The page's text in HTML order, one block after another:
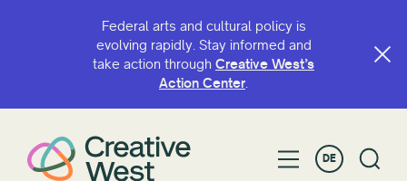
Federal arts and cultural policy is
evolving rapidly. Stay informed and
take action through Creative West’s
Action Center.
DE